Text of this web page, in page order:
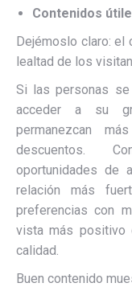
Contenidos
Dejémoslo claro: el
lealtad de los
Si las personas
acceder a su
permanezcan
descuentos.
oportunidades de
relación más
preferencias con
vista más positivo
calidad.
Buen contenido